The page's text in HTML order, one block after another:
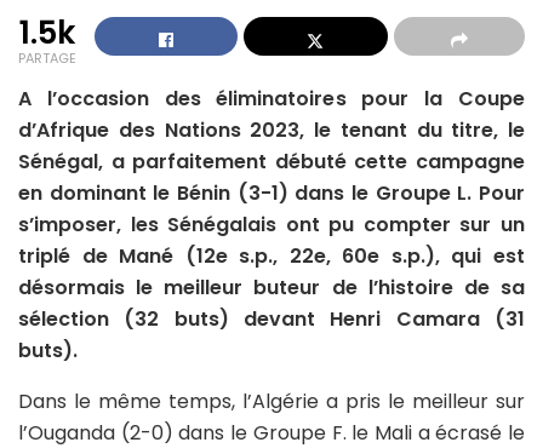
1.5k
PARTAGE
A l’occasion des éliminatoires pour la Coupe
d’Afrique des Nations 2023, le tenant du titre, le
Sénégal, a parfaitement débuté cette campagne
en dominant le Bénin (3-1) dans le Groupe L. Pour
s’imposer, les Sénégalais ont pu compter sur un
triplé de Mané (12e s.p., 22e, 60e s.p.), qui est
désormais le meilleur buteur de l’histoire de sa
sélection (32 buts) devant Henri Camara (31
buts).
Dans le même temps, l’Algérie a pris le meilleur sur
l’Ouganda (2-0) dans le Groupe F. le Mali a écrasé le